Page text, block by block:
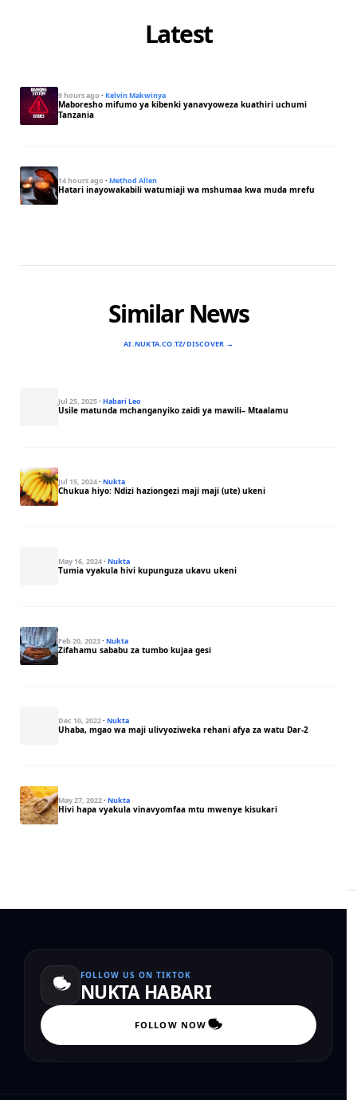
Latest
9 hours ago · Kelvin Makwinya
Maboresho mifumo ya kibenki yanavyoweza kuathiri uchumi
Tanzania
14 hours ago · Method Allen
Hatari inayowakabili watumiaji wa mshumaa kwa muda mrefu
Similar News
AI.NUKTA.CO.TZ/DISCOVER →
Jul 25, 2025· Habari Leo
Usile matunda mchanganyiko zaidi ya mawili– Mtaalamu
Jul 15, 2024· Nukta
Chukua hiyo: Ndizi haziongezi maji maji (ute) ukeni
May 16, 2024· Nukta
Tumia vyakula hivi kupunguza ukavu ukeni
Feb 20, 2023· Nukta
Zifahamu sababu za tumbo kujaa gesi
Dec 10, 2022· Nukta
Uhaba, mgao wa maji ulivyoziweka rehani afya za watu Dar-2
May 27, 2022· Nukta
Hivi hapa vyakula vinavyomfaa mtu mwenye kisukari
FOLLOW US ON TIKTOK
NUKTA HABARI
FOLLOW NOW